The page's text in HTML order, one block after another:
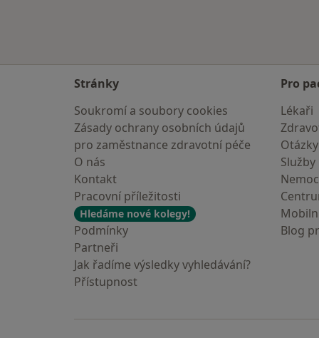
Stránky
Soukromí a soubory cookies
Zásady ochrany osobních údajů
pro zaměstnance zdravotní péče
O nás
Kontakt
Pracovní příležitosti
Hledáme nové kolegy!
Podmínky
Partneři
Jak řadíme výsledky vyhledávání?
Přístupnost
Pro
Lékaři
Služby
Blog